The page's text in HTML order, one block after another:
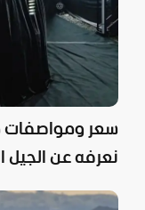
سعر ومواصفات
نعرفه عن